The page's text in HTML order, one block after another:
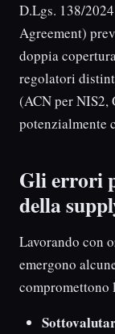
D.Lgs. 138/
Agreement)
doppia
regolatori
(ACN per NIS2,
potenzialmente
Gli errori
della
Lavorando con
emergono
compromettono